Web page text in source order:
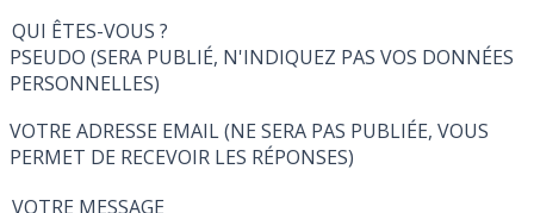
QUI ÊTES-VOUS ?
PSEUDO (SERA PUBLIÉ, N'INDIQUEZ PAS VOS DONNÉES
PERSONNELLES)
VOTRE ADRESSE EMAIL (NE SERA PAS PUBLIÉE, VOUS
PERMET DE RECEVOIR LES RÉPONSES)
VOTRE MESSAGE